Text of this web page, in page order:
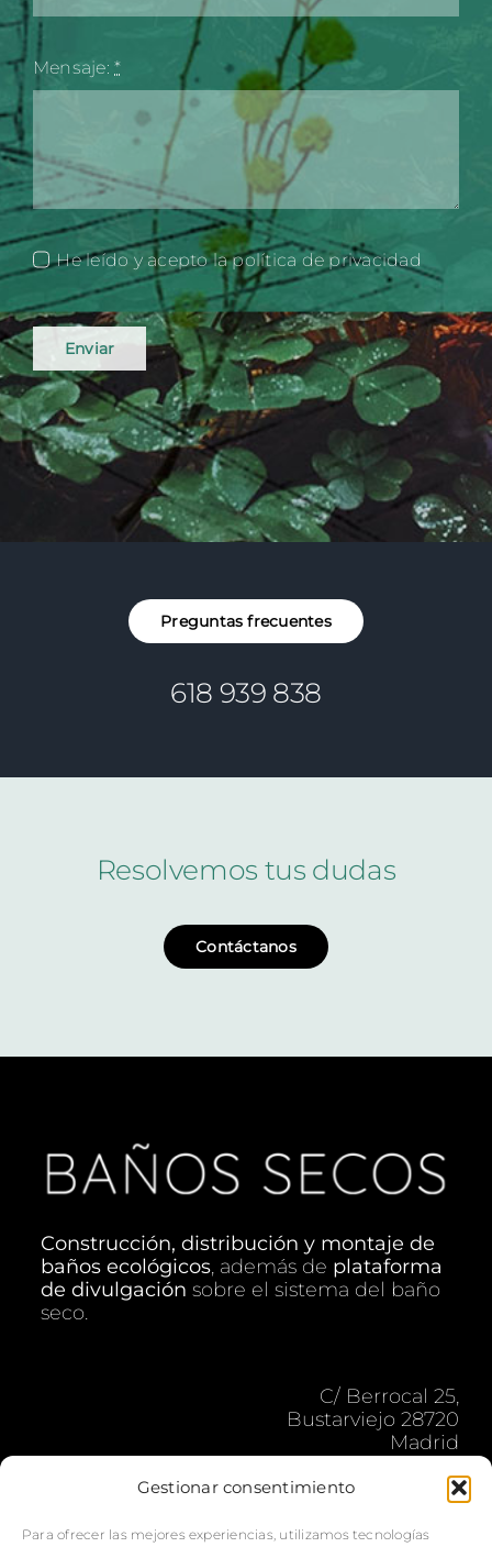
Gestionar consentimiento
Para ofrecer las mejores experiencias, utilizamos tecnologías
Mensaje:*
He leído y acepto la política de privacidad
Enviar
Preguntas frecuentes
618 939 838
Resolvemos tus dudas
Contáctanos
Construcción, distribución y montaje de
baños ecológicos, además de plataforma
de divulgación sobre el sistema del baño
seco.
C/ Berrocal 25,
Bustarviejo 28720
Madrid
secossequitos@gmail.com
Lun-Vier: 9:00 – 18:00 h.